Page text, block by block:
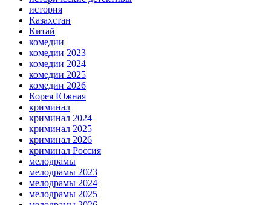
история
Казахстан
Китай
комедии
комедии 2023
комедии 2024
комедии 2025
комедии 2026
Корея Южная
криминал
криминал 2024
криминал 2025
криминал 2026
криминал Россия
мелодрамы
мелодрамы 2023
мелодрамы 2024
мелодрамы 2025